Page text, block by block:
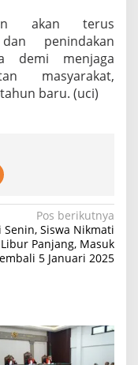
akan terus
penindakan
demi menjaga
masyarakat,
baru. (uci)
Pos berikutnya
Senin, Siswa Nikmati
Libur Panjang, Masuk
5 Januari 2025